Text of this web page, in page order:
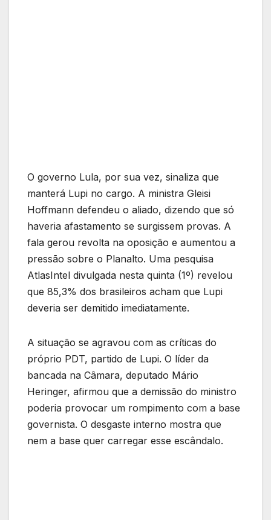
O governo Lula, por sua vez, sinaliza que
manterá Lupi no cargo. A ministra Gleisi
Hoffmann defendeu o aliado, dizendo que só
haveria afastamento se surgissem provas. A
fala gerou revolta na oposição e aumentou a
pressão sobre o Planalto. Uma pesquisa
AtlasIntel divulgada nesta quinta (1º) revelou
que 85,3% dos brasileiros acham que Lupi
deveria ser demitido imediatamente.
A situação se agravou com as críticas do
próprio PDT, partido de Lupi. O líder da
bancada na Câmara, deputado Mário
Heringer, afirmou que a demissão do ministro
poderia provocar um rompimento com a base
governista. O desgaste interno mostra que
nem a base quer carregar esse escândalo.